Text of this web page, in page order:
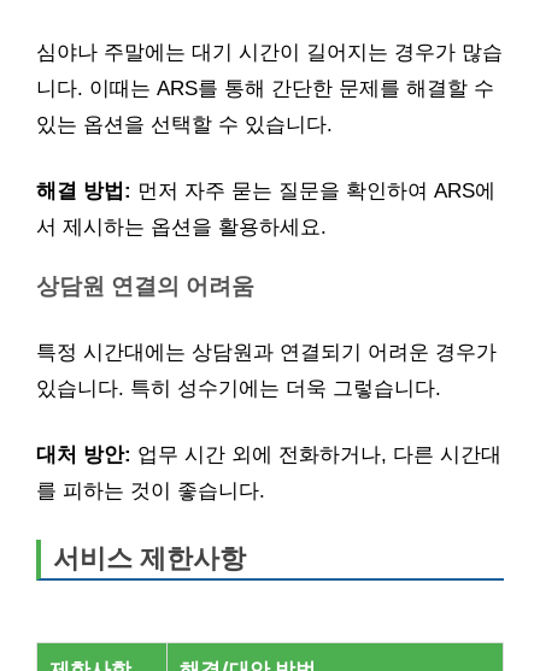
심야나 주말에는 대기 시간이 길어지는 경우가 많습
니다. 이때는 ARS를 통해 간단한 문제를 해결할 수
있는 옵션을 선택할 수 있습니다.
해결 방법: 먼저 자주 묻는 질문을 확인하여 ARS에
서 제시하는 옵션을 활용하세요.
상담원 연결의 어려움
특정 시간대에는 상담원과 연결되기 어려운 경우가
있습니다. 특히 성수기에는 더욱 그렇습니다.
대처 방안: 업무 시간 외에 전화하거나, 다른 시간대
를 피하는 것이 좋습니다.
서비스 제한사항